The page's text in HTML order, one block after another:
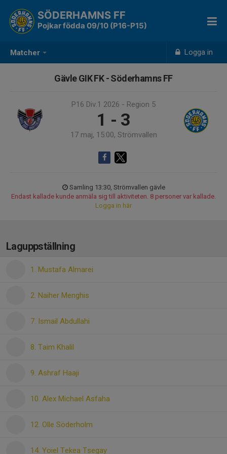
Matcher Logga in
SÖDERHAMNS FF
Pojkar födda 09/10 (P16-P15)
Gävle GIK FK - Söderhamns FF
P16 Div.1 2026 - Region 5
1 - 3
17 maj, 15:00, Strömvallen
Samling 13:30, Strömvallen gävle
Endast kallade kunde anmäla sig till aktiviteten. 8 personer var kallade.
Logga in här
Laguppställning
1. Mustafa Almarei
2. Naiher Menghis
7. Ismail Abdullahi
8. Taim Khalil
9. Ashraf Haaji
10. Alex Michael Asfaha
12. Olle Söderholm
14. Yoiel Tekea Tsegay